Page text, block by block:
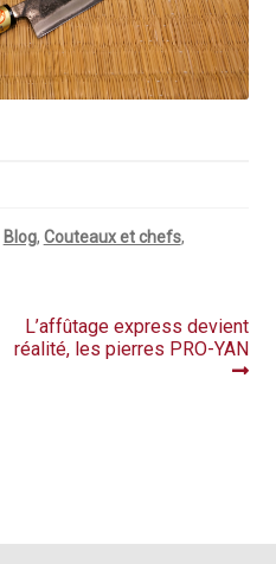
Blog, Couteaux et chefs,
Article
suivant :
L’affûtage express devient
réalité, les pierres PRO-YAN